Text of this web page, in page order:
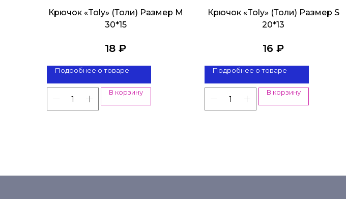
Крючок «Toly» (Толи) Размер M
30*15
18 ₽
Подробнее о товаре
В корзину
Крючок «Toly» (Толи) Размер S
20*13
16 ₽
Подробнее о товаре
В корзину